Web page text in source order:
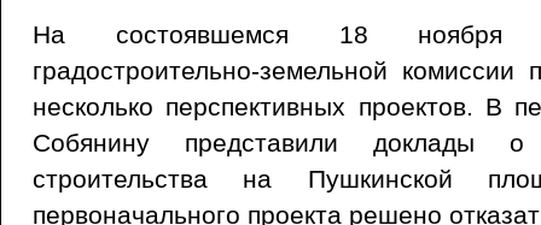
На состоявшемся 18 ноября
градостроительно-земельной
несколько перспективных проектов. В
Собянину представили доклады о
строительства на Пушкинской
первоначального проекта решено